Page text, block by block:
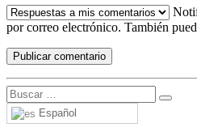
por correo electrónico. También
Español